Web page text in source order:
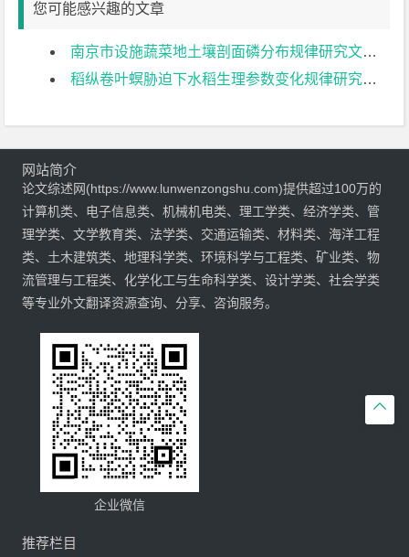
您可能感兴趣的文章
南京市设施蔬菜地土壤剖面磷分布规律研究文献综述
稻纵卷叶螟胁迫下水稻生理参数变化规律研究文献综述

网站简介
论文综述网(https://www.lunwenzongshu.com)提供超过100万的
计算机类、电子信息类、机械机电类、理工学类、经济学类、管
理学类、文学教育类、法学类、交通运输类、材料类、海洋工程
类、土木建筑类、地理科学类、环境科学与工程类、矿业类、物
流管理与工程类、化学化工与生命科学类、设计学类、社会学类
等专业外文翻译资源查询、分享、咨询服务。
企业微信
推荐栏目